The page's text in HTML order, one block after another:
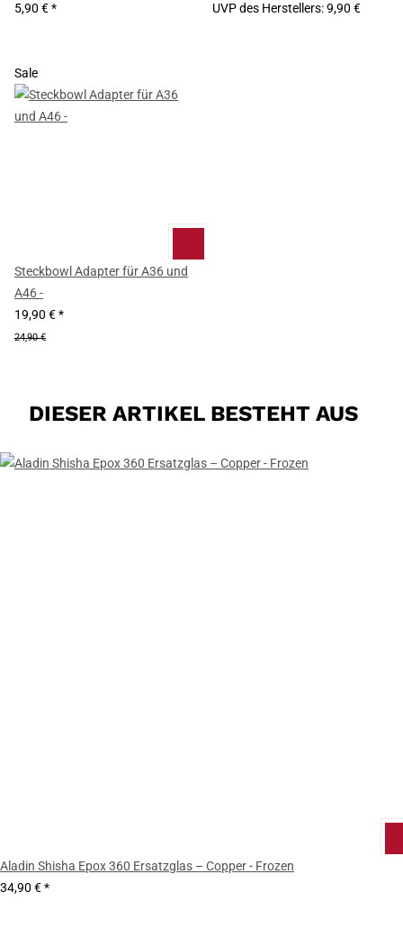
5,90 €*
UVP des Herstellers:9,90 €
Sale
Steckbowl Adapter für A36 und
A46 -
19,90 €*
24,90 €
DIESER ARTIKEL BESTEHT AUS
Aladin Shisha Epox 360 Ersatzglas – Copper - Frozen
34,90 €*